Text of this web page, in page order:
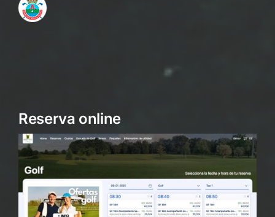
Reserva online